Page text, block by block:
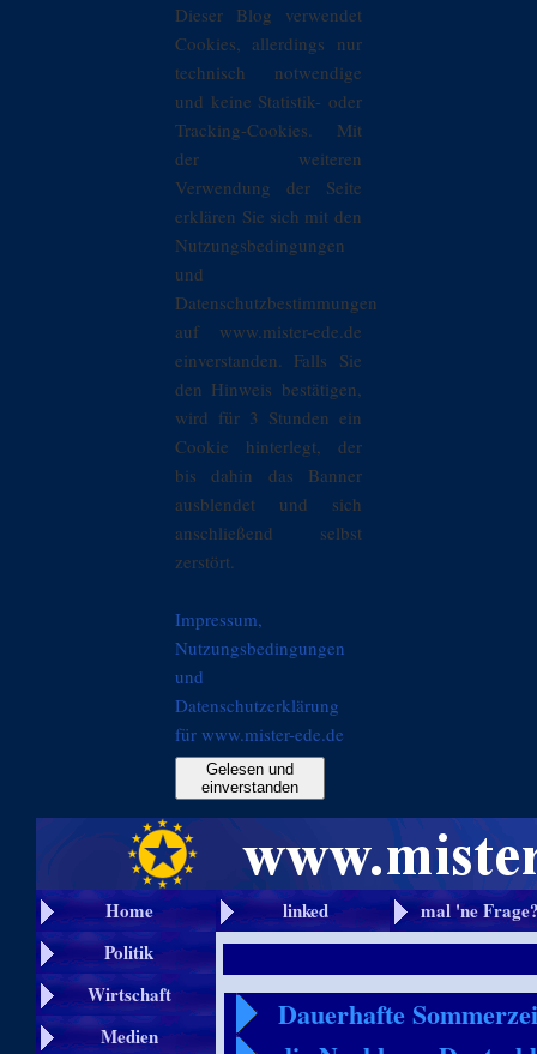
Dieser Blog verwendet
Cookies, allerdings nur
technisch notwendige
und keine Statistik- oder
Tracking-Cookies. Mit
der weiteren
Verwendung der Seite
erklären Sie sich mit den
Nutzungsbedingungen
und
Datenschutzbestimmungen
auf www.mister-ede.de
einverstanden. Falls Sie
den Hinweis bestätigen,
wird für 3 Stunden ein
Cookie hinterlegt, der
bis dahin das Banner
ausblendet und sich
anschließend selbst
zerstört.
Impressum,
Nutzungsbedingungen
und
Datenschutzerklärung
für www.mister-ede.de
Gelesen und
einverstanden
Home linked
mal 'ne
Politik
Wirtschaft
Medien
Dauerhafte